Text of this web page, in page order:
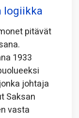
logiikka
pitävät
1933
johtaja
Saksan
vasta